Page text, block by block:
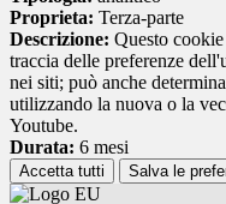
Proprieta: Terza-parte
Descrizione: Questo
traccia delle preferenze
nei siti; può anche
utilizzando la nuova o la
Youtube.
Durata: 6 mesi
Accetta tutti Salva le